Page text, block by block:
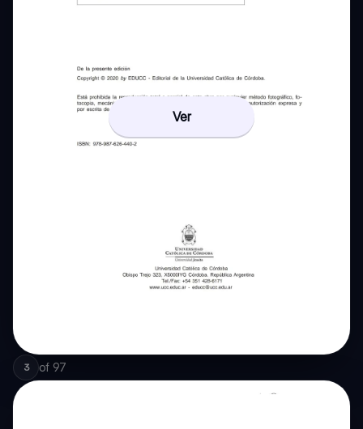
Ver
3 of 97